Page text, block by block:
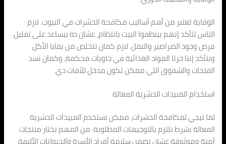
الوقاية تعتبر من أهم أساليب مكافحة الحشرات في البيوت. لازم
الناس تتأكد إنهم بينظفوا البيت بانتظام، عشان ده بيساعد على تقليل
فرص وجود الصراصير والنمل. لازم كمان نتخلص من بقايا الأكل
ونتأكد إننا خزنا المواد الغذائية في حاويات محكمة، وكمان نسد
الفتحات والشقوق اللي ممكن تكون مدخل للآفات دي.
استخدام المبيدات الحشرية الفعالة
لما نيجي لمكافحة الحشرات، ممكن نستخدم المبيدات الحشرية
الفعالة بشرط نلتزم بالتوجيهات المطلوبة. من المهم نختار منتجات
آمنة وموثوقة عشان نضمن سلامة أفراد الأسرة والحيوانات الأليفة.